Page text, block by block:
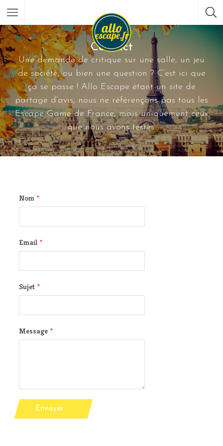
Contact
Une demande de critique sur une salle, un jeu
de société, ou bien une question ? C’est ici que
ça se passe ! Allo Escape étant un site de
partage d’avis, nous ne référençons pas tous les
Escape Game de France, mais uniquement ceux
que nous avons testés.
Nom *
Email *
Sujet *
Message *
Envoyer